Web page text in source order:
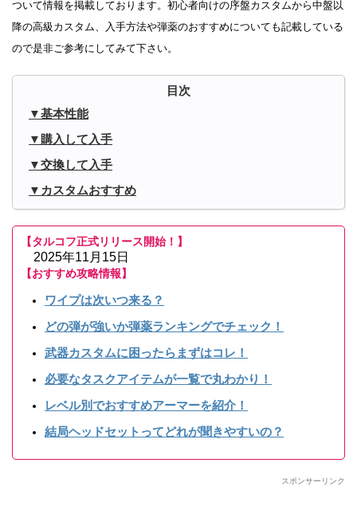
ついて情報を掲載しております。初心者向けの序盤カスタムから中盤以
降の高級カスタム、入手方法や弾薬のおすすめについても記載している
ので是非ご参考にしてみて下さい。
基本性能
購入して入手
交換して入手
カスタムおすすめ
【タルコフ正式リリース開始！】
2025年11月15日
【おすすめ攻略情報】
ワイプは次いつ来る？
どの弾が強いか弾薬ランキングでチェック！
武器カスタムに困ったらまずはコレ！
必要なタスクアイテムが一覧で丸わかり！
レベル別でおすすめアーマーを紹介！
結局ヘッドセットってどれが聞きやすいの？
スポンサーリンク